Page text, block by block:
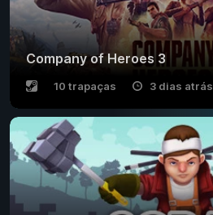
Company of Heroes 3
10 trapaças 3 dias atrás